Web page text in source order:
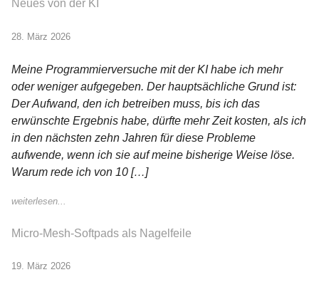
Neues von der KI
28. März 2026
Meine Programmierversuche mit der KI habe ich mehr
oder weniger aufgegeben. Der hauptsächliche Grund ist:
Der Aufwand, den ich betreiben muss, bis ich das
erwünschte Ergebnis habe, dürfte mehr Zeit kosten, als ich
in den nächsten zehn Jahren für diese Probleme
aufwende, wenn ich sie auf meine bisherige Weise löse.
Warum rede ich von 10 […]
weiterlesen...
Micro-Mesh-Softpads als Nagelfeile
19. März 2026